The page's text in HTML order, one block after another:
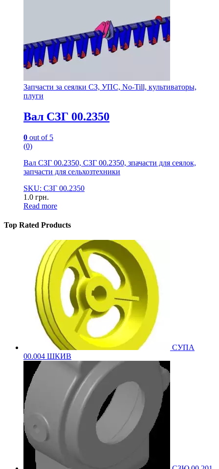
Запчасти за сеялки СЗ, УПС, No-Till, культиваторы,
плуги
Вал СЗГ 00.2350
0 out of 5
(0)
Вал СЗГ 00.2350, СЗГ 00.2350, зпачасти для сеялок,
запчасти для сельхозтехники
SKU: СЗГ 00.2350
1.0 грн.
Read more
Top Rated Products
СУПА
00.004 ШКИВ